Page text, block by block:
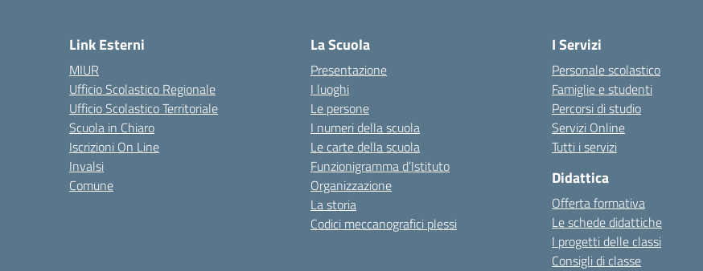
Link Esterni
MIUR
Ufficio Scolastico Regionale
Ufficio Scolastico Territoriale
Scuola in Chiaro
Iscrizioni On Line
Invalsi
Comune
La Scuola
Presentazione
I luoghi
Le persone
I numeri della scuola
Le carte della scuola
Funzionigramma d’Istituto
Organizzazione
La storia
Codici meccanografici plessi
I Servizi
Personale scolastico
Famiglie e studenti
Percorsi di studio
Servizi Online
Tutti i servizi
Didattica
Offerta formativa
Le schede didattiche
I progetti delle classi
Consigli di classe